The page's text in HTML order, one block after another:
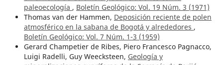
paleoecología , Boletín Geológico: Vol. 19 Núm. 3 (1971)
Thomas van der Hammen, Deposición reciente de polen
atmosférico en la sabana de Bogotá y alrededores ,
Boletín Geológico: Vol. 7 Núm. 1-3 (1959)
Gerard Champetier de Ribes, Piero Francesco Pagnacco,
Luigi Radelli, Guy Weecksteen, Geología y